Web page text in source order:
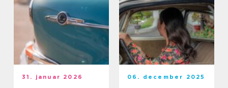
31. januar 2026 06. december 2025